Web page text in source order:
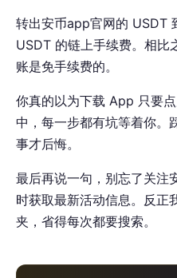
转出安币app官网的 USDT
USDT 的链上手续费。相比
账是免手续费的。
你真的以为下载 App 只要
中，每一步都有坑等着你。
事才后悔。
最后再说一句，别忘了关注
时获取最新活动信息。反正
夹，省得每次都要搜索。